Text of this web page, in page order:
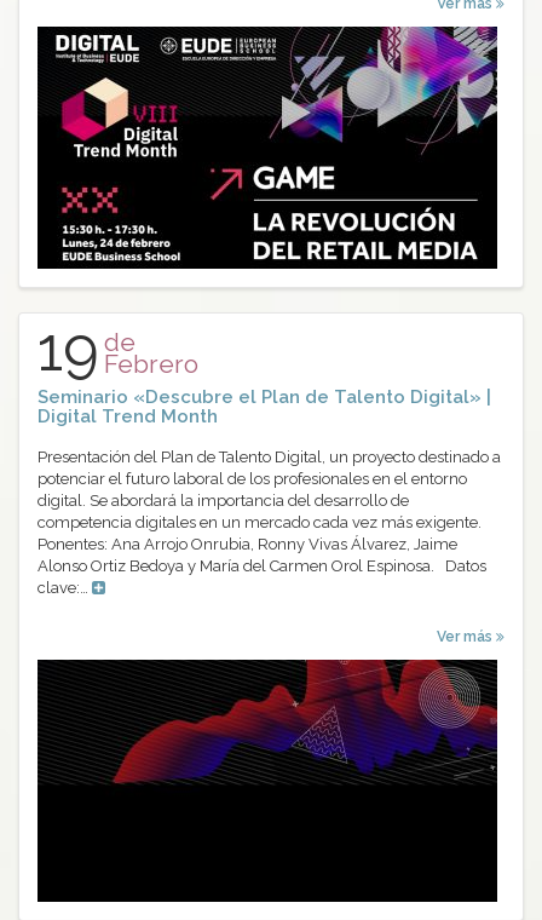
19 de
Febrero
Seminario «Descubre el Plan de Talento Digital» |
Digital Trend Month
Presentación del Plan de Talento Digital, un proyecto destinado a
potenciar el futuro laboral de los profesionales en el entorno
digital. Se abordará la importancia del desarrollo de
competencia digitales en un mercado cada vez más exigente.
Ponentes: Ana Arrojo Onrubia, Ronny Vivas Álvarez, Jaime
Alonso Ortiz Bedoya y María del Carmen Orol Espinosa. Datos
clave:…
Ver más